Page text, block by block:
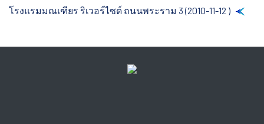
โรงแรมมณเฑียร ริเวอร์ไซด์ ถนนพระราม 3 (2010-11-12 )